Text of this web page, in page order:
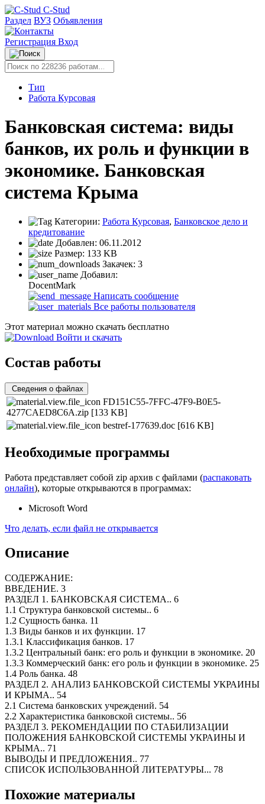
C-Stud
Раздел ВУЗ Объявления
Регистрация Вход
Тип
Работа Курсовая
Банковская система: виды
банков, их роль и функции в
экономике. Банковская
система Крыма
Категории: Работа Курсовая, Банковское дело и
кредитование
Добавлен: 06.11.2012
Размер: 133 KB
Закачек: 3
Добавил:
DocentMark
Написать сообщение
Все работы пользователя
Этот материал можно скачать бесплатно
Войти и скачать
Состав работы
Сведения о файлах
FD151C55-7FFC-47F9-B0E5-
4277CAED8C6A.zip [133 KB]
bestref-177639.doc [616 KB]
Необходимые программы
Работа представляет собой zip архив с файлами (распаковать
онлайн), которые открываются в программах:
Microsoft Word
Что делать, если файл не открывается
Описание
СОДЕРЖАНИЕ:
ВВЕДЕНИЕ. 3
РАЗДЕЛ 1. БАНКОВСКАЯ СИСТЕМА.. 6
1.1 Структура банковской системы.. 6
1.2 Сущность банка. 11
1.3 Виды банков и их функции. 17
1.3.1 Классификация банков. 17
1.3.2 Центральный банк: его роль и функции в экономике. 20
1.3.3 Коммерческий банк: его роль и функции в экономике. 25
1.4 Роль банка. 48
РАЗДЕЛ 2. АНАЛИЗ БАНКОВСКОЙ СИСТЕМЫ УКРАИНЫ
И КРЫМА.. 54
2.1 Система банковских учреждений. 54
2.2 Характеристика банковской системы.. 56
РАЗДЕЛ 3. РЕКОМЕНДАЦИИ ПО СТАБИЛИЗАЦИИ
ПОЛОЖЕНИЯ БАНКОВСКОЙ СИСТЕМЫ УКРАИНЫ И
КРЫМА.. 71
ВЫВОДЫ И ПРЕДЛОЖЕНИЯ.. 77
СПИСОК ИСПОЛЬЗОВАННОЙ ЛИТЕРАТУРЫ... 78
Похожие материалы